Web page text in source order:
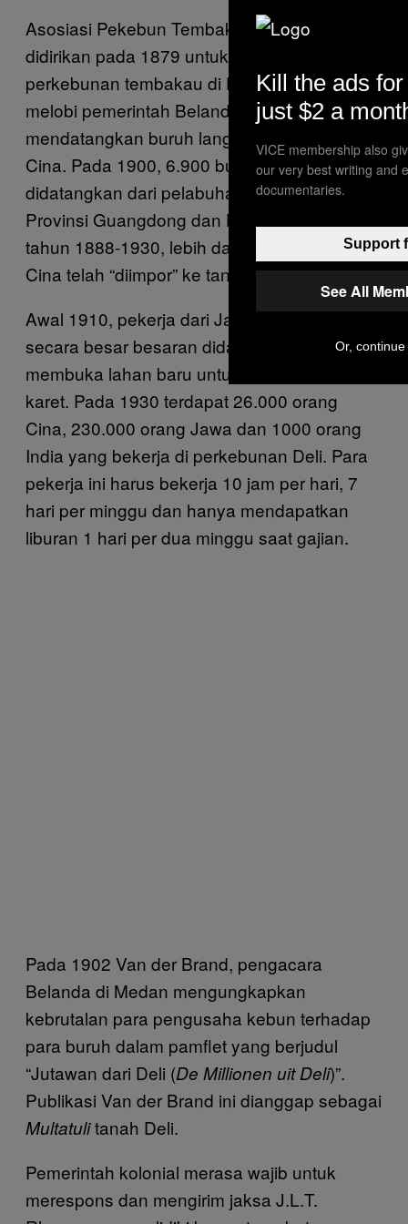
Asosiasi Pekebun Tembakau Deli juga
didirikan pada 1879 untuk memonopoli
perkebunan tembakau di Deli. Cremer juga
melobi pemerintah Belanda agar
mendatangkan buruh langsung dari daratan
Cina. Pada 1900, 6.900 buruh langsung
didatangkan dari pelabuhan Swatow di
Provinsi Guangdong dan Hong Kong. Dari
tahun 1888-1930, lebih dari 200.000 buruh
Cina telah “diimpor” ke tanah Deli.
Awal 1910, pekerja dari Jawa juga mulai
secara besar besaran didatangkan untuk
membuka lahan baru untuk perkebunan
karet. Pada 1930 terdapat 26.000 orang
Cina, 230.000 orang Jawa dan 1000 orang
India yang bekerja di perkebunan Deli. Para
pekerja ini harus bekerja 10 jam per hari, 7
hari per minggu dan hanya mendapatkan
liburan 1 hari per dua minggu saat gajian.
Pada 1902 Van der Brand, pengacara
Belanda di Medan mengungkapkan
kebrutalan para pengusaha kebun terhadap
para buruh dalam pamflet yang berjudul
“Jutawan dari Deli (De Millionen uit Deli)”.
Publikasi Van der Brand ini dianggap sebagai
Multatulitanah Deli.
Pemerintah kolonial merasa wajib untuk
merespons dan mengirim jaksa J.L.T.
Kill the ads for
just $2 a
VICE membership also
our very best writing and
documentaries.
Support
See All
Or,